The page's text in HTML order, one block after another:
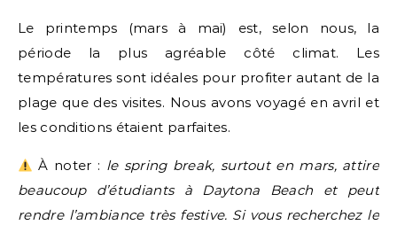
Le printemps (mars à mai) est, selon nous, la
période la plus agréable côté climat. Les
températures sont idéales pour profiter autant de la
plage que des visites. Nous avons voyagé en avril et
les conditions étaient parfaites.
À noter : le spring break, surtout en mars, attire
beaucoup d’étudiants à Daytona Beach et peut
rendre l’ambiance très festive. Si vous recherchez le